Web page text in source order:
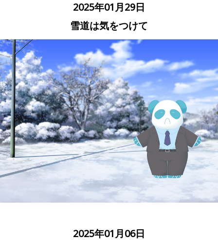
2025年01月29日
雪道は気をつけて
2025年01月06日